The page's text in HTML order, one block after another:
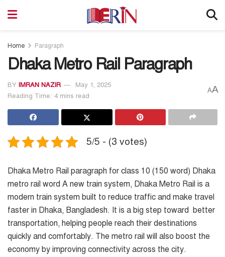
Home Paragraph
Dhaka Metro Rail Paragraph
BY IMRAN NAZIR
May 1, 2025
Reading Time: 4 mins read
AA
5/5 - (3 votes)
Dhaka Metro Rail paragraph for class 10 (150 word) Dhaka
metro rail word A new train system, Dhaka Metro Rail is a
modern train system built to reduce traffic and make travel
faster in Dhaka, Bangladesh. It is a big step toward better
transportation, helping people reach their destinations
quickly and comfortably. The metro rail will also boost the
economy by improving connectivity across the city.